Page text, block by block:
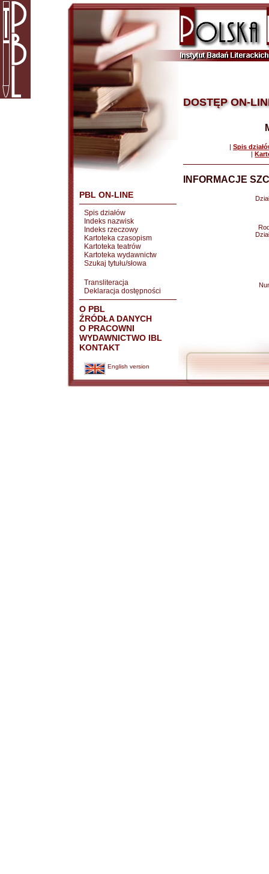
PBL ON-LINE
Spis działów
Indeks nazwisk
Indeks rzeczowy
Kartoteka czasopism
Kartoteka teatrów
Kartoteka wydawnictw
Szukaj tytułu/słowa
Transliteracja
Deklaracja dostępności
O PBL
ŹRÓDŁA DANYCH
O PRACOWNI
WYDAWNICTWO IBL
KONTAKT
English version
DOSTĘP ON-
| Spis
|
INFORMACJE